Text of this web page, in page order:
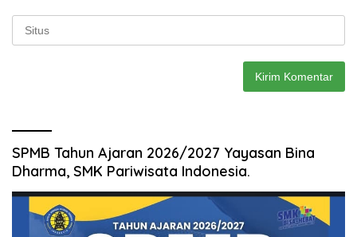
SPMB Tahun Ajaran 2026/2027 Yayasan Bina
Dharma, SMK Pariwisata Indonesia.